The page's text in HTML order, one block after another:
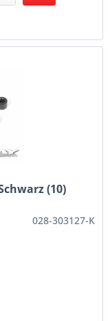
(10)
028-303127-K